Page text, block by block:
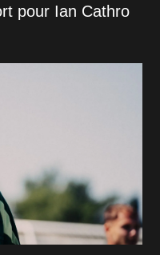
pour Ian Cathro